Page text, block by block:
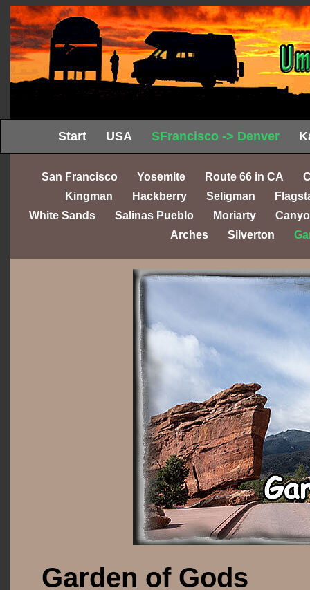
Start USA SFrancisco -> Denver
San Francisco Yosemite Route 66 in CA
Kingman
Hackberry Seligman
White Sands
Salinas Pueblo Moriarty
Arches
Silverton
Garden of Gods